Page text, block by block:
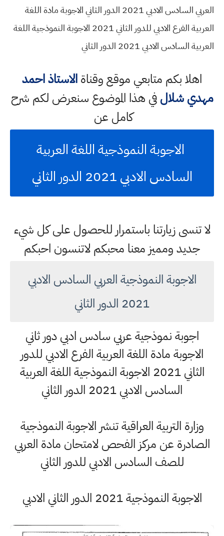
العربي السادس الادبي 2021 الدور الثاني الاجوبة مادة اللغة
العربية الفرع الادبي للدور الثاني 2021 الاجوبة النموذجية اللغة
العربية السادس الادبي 2021 الدور الثاني
اهلا بكم متابعي موقع وقناةالاستاذ احمد
مهدي شلالفي هذا الموضوع سنعرض لكم شرح
كامل عن
الاجوبة النموذجية اللغة العربية
السادس الادبي 2021 الدور الثاني
لا تنسى زيارتنا باستمرار للحصول على كل شيء
جديد ومميز معنا محبكم لاتنسون احبكم
الاجوبة النموذجية العربي السادس الادبي
2021 الدور الثاني
اجوبة نموذجية عربي سادس ادبي دور ثاني
الاجوبة مادة اللغة العربية الفرع الادبي للدور
الثاني 2021 الاجوبة النموذجية اللغة العربية
السادس الادبي 2021 الدور الثاني
وزارة التربية العراقية تنشر الاجوبة النموذجية
الصادرة عن مركز الفحص لامتحان مادة العربي
للصف السادس الادبي للدور الثاني
الاجوبة النموذجية 2021 الدور الثاني الادبي